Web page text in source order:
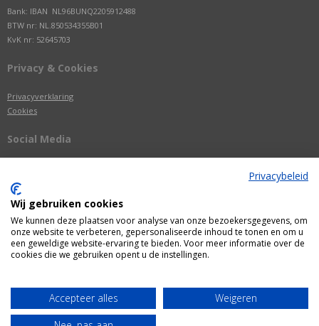
Bank: IBAN NL96BUNQ2205912488
BTW nr: NL.850534355B01
KvK nr: 52645703
Privacy & Cookies
Privacyverklaring
Cookies
Social Media
Webshop door
Privacybeleid
Wij gebruiken cookies
We kunnen deze plaatsen voor analyse van onze bezoekersgegevens, om
onze website te verbeteren, gepersonaliseerde inhoud te tonen en om u
een geweldige website-ervaring te bieden. Voor meer informatie over de
cookies die we gebruiken opent u de instellingen.
Accepteer alles
Weigeren